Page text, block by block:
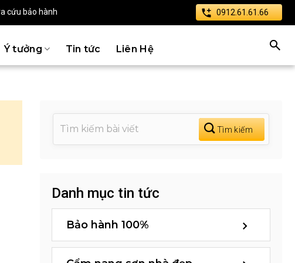
cứu bảo hành 0912.61.61.66
Ý tưởng Tin tức Liên Hệ
Danh mục tin tức
Bảo hành 100%